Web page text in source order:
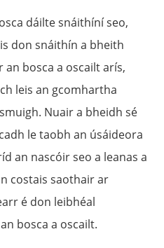
dáilte snáithíní seo,
don snáithín a bheith
an bosca a oscailt arís,
leis an gcomhartha
Nuair a bheidh sé
le taobh an úsáideora
an nascóir seo a leanas a
costais saothair ar
é don leibhéal
bosca a oscailt.